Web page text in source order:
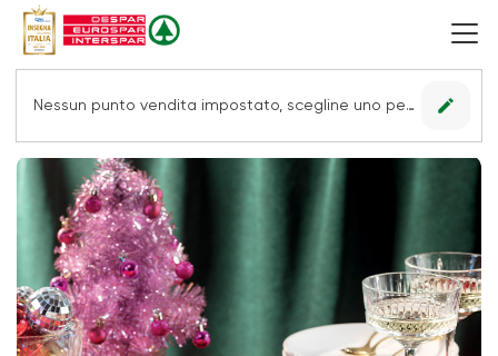
Nessun punto vendita impostato, scegline uno per vedere le offerte. edit